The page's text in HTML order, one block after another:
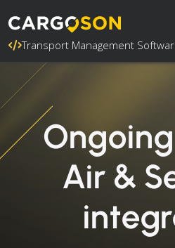
Transport Management
Air &